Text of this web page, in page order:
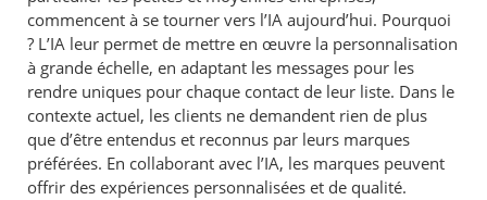
commencent à se tourner vers l’IA aujourd’hui. Pourquoi
? L’IA leur permet de mettre en œuvre la personnalisation
à grande échelle, en adaptant les messages pour les
rendre uniques pour chaque contact de leur liste. Dans le
contexte actuel, les clients ne demandent rien de plus
que d’être entendus et reconnus par leurs marques
préférées. En collaborant avec l’IA, les marques peuvent
offrir des expériences personnalisées et de qualité.